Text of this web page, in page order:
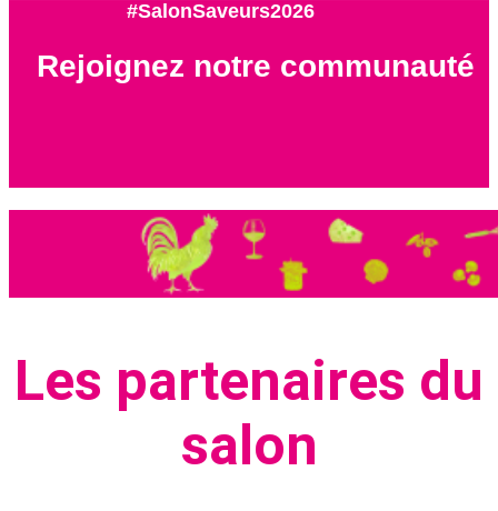
#SalonSaveurs2026
Rejoignez notre communauté
Les partenaires du
salon